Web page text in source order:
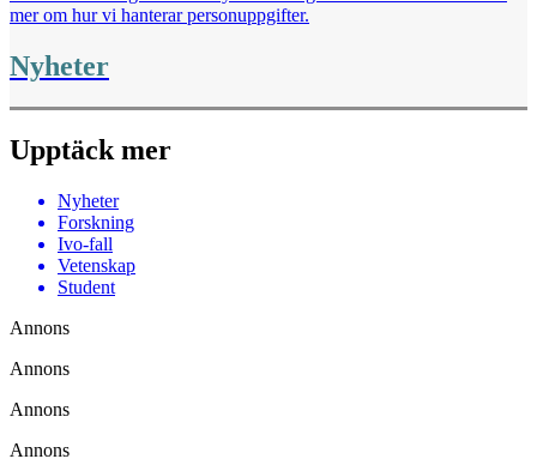
mer om hur vi hanterar personuppgifter.
Nyheter
Upptäck mer
Nyheter
Forskning
Ivo-fall
Vetenskap
Student
Annons
Annons
Annons
Annons